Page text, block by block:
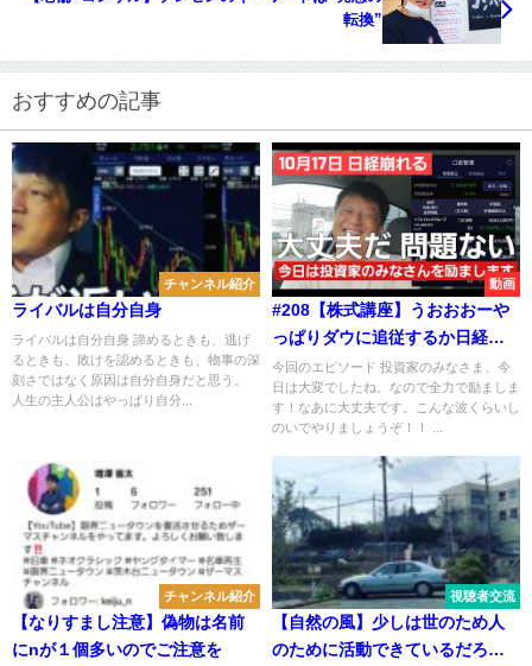
転換”
おすすめの記事
チャンネル紹介
ライバルは自分自身
ライバルは自分自身 諦めるときも、逃げ
るときも、敗けを認めるときも、物事の深
刻さではなく原因は自分自身だと思う。
人生の主人公はやっぱり自分...
動画
#208【株式講座】うおおおーや
っぱりダウに追従するか日経平
均株価！今日は投資家のみなさ
んを全力で励まします！！
今回のエピソード 投資家のみなさま、今
日は大変でしたね。なので全力で励ましま
す！なあに大丈夫です。こんな波くらいし
のいでやりましょうぞ！！ ...
チャンネル紹介
【なりすまし注意】偽物は名前
にnが１個多いのでご注意を
視聴者交流
【自然の風】少しは世のため人
のために活動できているだろう